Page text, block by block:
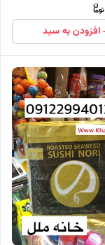
افزودن به سبد